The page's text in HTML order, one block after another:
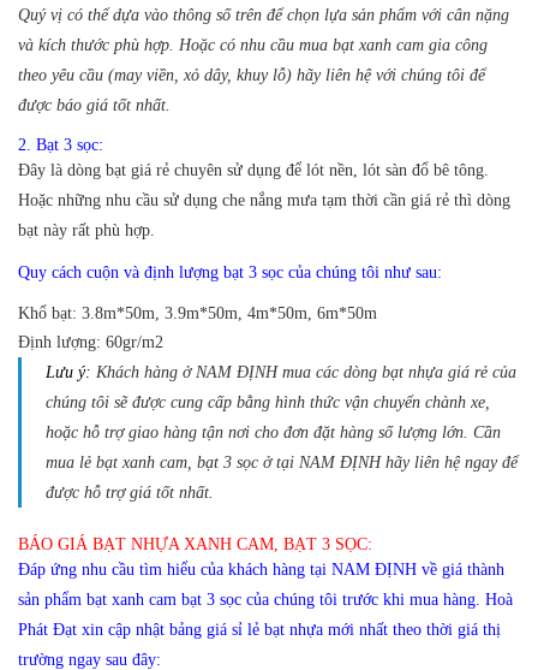
Quý vị có thể dựa vào thông số trên để chọn lựa sản phẩm với cân nặng
và kích thước phù hợp. Hoặc có nhu cầu mua bạt xanh cam gia công
theo yêu cầu (may viền, xỏ dây, khuy lỗ) hãy liên hệ với chúng tôi để
được báo giá tốt nhất.
2. Bạt 3 sọc:
Đây là dòng bạt giá rẻ chuyên sử dụng để lót nền, lót sàn đổ bê tông.
Hoặc những nhu cầu sử dụng che nắng mưa tạm thời cần giá rẻ thì dòng
bạt này rất phù hợp.
Quy cách cuộn và định lượng bạt 3 sọc của chúng tôi như sau:
Khổ bạt: 3.8m*50m, 3.9m*50m, 4m*50m, 6m*50m
Định lượng: 60gr/m2
Lưu ý: Khách hàng ở NAM ĐỊNH mua các dòng bạt nhựa giá rẻ của
chúng tôi sẽ được cung cấp bằng hình thức vận chuyển chành xe,
hoặc hỗ trợ giao hàng tận nơi cho đơn đặt hàng số lượng lớn. Cần
mua lẻ bạt xanh cam, bạt 3 sọc ở tại NAM ĐỊNH hãy liên hệ ngay để
được hỗ trợ giá tốt nhất.
BÁO GIÁ BẠT NHỰA XANH CAM, BẠT 3 SỌC:
Đáp ứng nhu cầu tìm hiểu của khách hàng tại NAM ĐỊNH về giá thành
sản phẩm bạt xanh cam bạt 3 sọc của chúng tôi trước khi mua hàng. Hoà
Phát Đạt xin cập nhật bảng giá sỉ lẻ bạt nhựa mới nhất theo thời giá thị
trường ngay sau đây: